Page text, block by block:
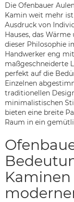
Die Ofenbauer
Kamin weit mehr
Ausdruck von
Hauses, das
dieser Philosophie
Handwerker eng
maßgeschneiderte
perfekt auf die
Einzelnen
traditionellen
minimalistischen
bieten eine breite
Raum in ein